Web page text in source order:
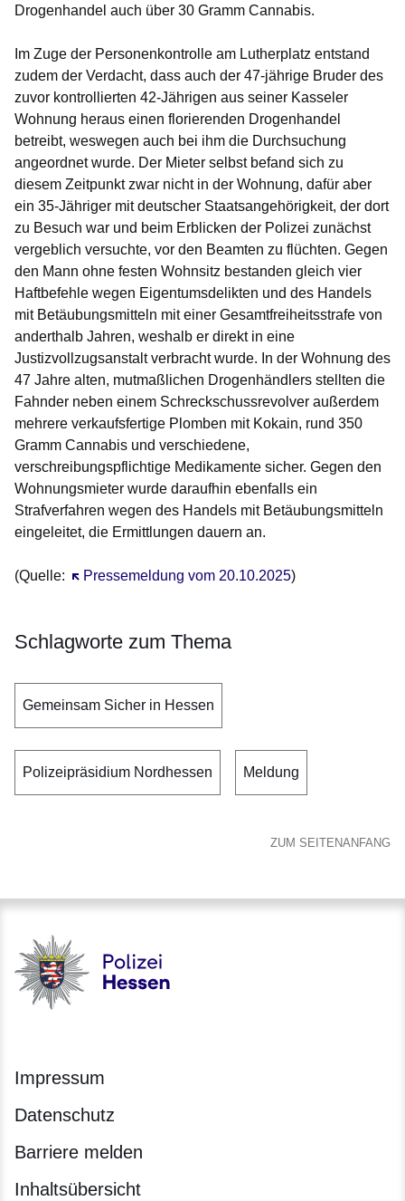
Drogenhandel auch über 30 Gramm Cannabis.
Im Zuge der Personenkontrolle am Lutherplatz entstand
zudem der Verdacht, dass auch der 47-jährige Bruder des
zuvor kontrollierten 42-Jährigen aus seiner Kasseler
Wohnung heraus einen florierenden Drogenhandel
betreibt, weswegen auch bei ihm die Durchsuchung
angeordnet wurde. Der Mieter selbst befand sich zu
diesem Zeitpunkt zwar nicht in der Wohnung, dafür aber
ein 35-Jähriger mit deutscher Staatsangehörigkeit, der dort
zu Besuch war und beim Erblicken der Polizei zunächst
vergeblich versuchte, vor den Beamten zu flüchten. Gegen
den Mann ohne festen Wohnsitz bestanden gleich vier
Haftbefehle wegen Eigentumsdelikten und des Handels
mit Betäubungsmitteln mit einer Gesamtfreiheitsstrafe von
anderthalb Jahren, weshalb er direkt in eine
Justizvollzugsanstalt verbracht wurde. In der Wohnung des
47 Jahre alten, mutmaßlichen Drogenhändlers stellten die
Fahnder neben einem Schreckschussrevolver außerdem
mehrere verkaufsfertige Plomben mit Kokain, rund 350
Gramm Cannabis und verschiedene,
verschreibungspflichtige Medikamente sicher. Gegen den
Wohnungsmieter wurde daraufhin ebenfalls ein
Strafverfahren wegen des Handels mit Betäubungsmitteln
eingeleitet, die Ermittlungen dauern an.
(Quelle: Pressemeldung vom 20.10.2025
Öffnet sich in einem neuen Fenster)
Schlagworte zum Thema
Gemeinsam Sicher in Hessen
Polizeipräsidium Nordhessen Meldung
ZUM SEITENANFANG
Polizei - Polizei.hessen.de
Impressum
Datenschutz
Barriere melden
Inhaltsübersicht